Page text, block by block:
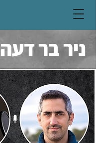
ניר בר דעה